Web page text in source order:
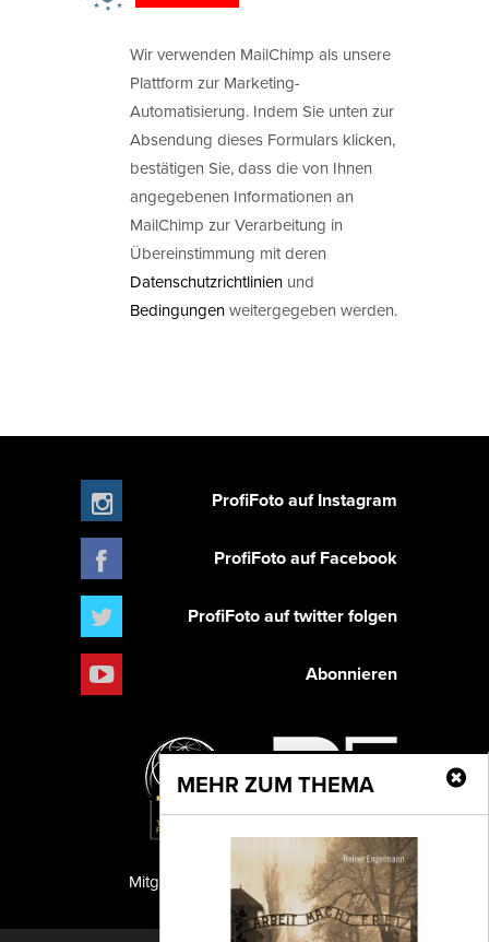
Wir verwenden MailChimp als unsere
Plattform zur Marketing-
Automatisierung. Indem Sie unten zur
Absendung dieses Formulars klicken,
bestätigen Sie, dass die von Ihnen
angegebenen Informationen an
MailChimp zur Verarbeitung in
Übereinstimmung mit deren
Datenschutzrichtlinien und
Bedingungenweitergegeben werden.
MEHR ZUM THEMA
ProfiFoto auf Instagram
ProfiFoto auf Facebook
ProfiFoto auf twitter folgen
Abonnieren
PF Publishing GmbH
Mitglied der TIPA